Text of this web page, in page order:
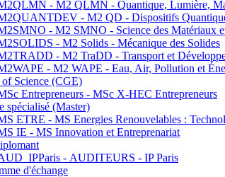
- M2 QLMN - Quantique, Lumière,
- M2 QD - Dispositifs
- M2 SMNO - Science des Matériaux
- M2 Solids - Mécanique des Solides
- M2 TraDD - Transport et
- M2 WAPE - Eau, Air, Pollution et
of Science (CGE)
Entrepreneurs - MSc X-HEC Entrepreneurs
spécialisé (Master)
ETRE - MS Energies Renouvelables :
IE - MS Innovation et Entreprenariat
- AUDITEURS - IP Paris
d'échange